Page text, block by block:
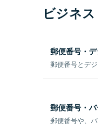
ビジネ
郵便番号・
郵便番号とデ
郵便番号・
郵便番号や、